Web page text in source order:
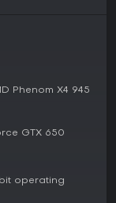
Stadt Arcadia
Teens und
Story greift
Rachels
Phenom X4 945
GTX 650
operating